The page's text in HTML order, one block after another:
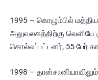
1995 – கொழும்பில்
அலுவலகத்திற்கு வெளியே
கொல்லப்பட்டனர், 55 பேர்
1998 –